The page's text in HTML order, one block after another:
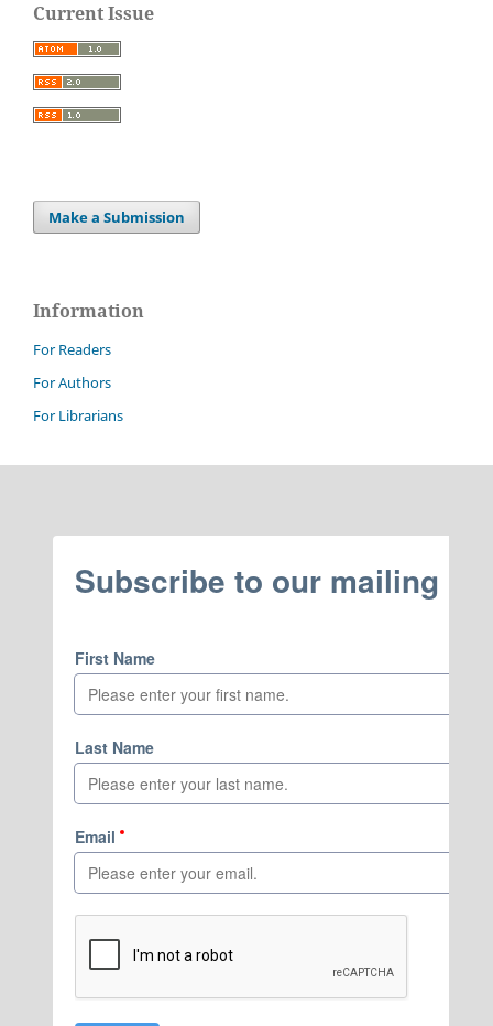
Current Issue
Make a Submission
Information
For Readers
For Authors
For Librarians